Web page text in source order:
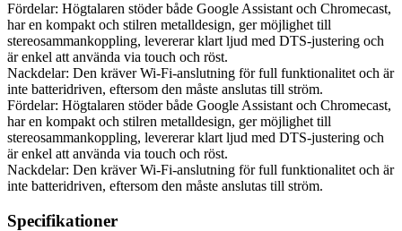
Fördelar: Högtalaren stöder både Google Assistant och Chromecast,
har en kompakt och stilren metalldesign, ger möjlighet till
stereosammankoppling, levererar klart ljud med DTS-justering och
är enkel att använda via touch och röst.
Nackdelar: Den kräver Wi-Fi-anslutning för full funktionalitet och är
inte batteridriven, eftersom den måste anslutas till ström.
Fördelar: Högtalaren stöder både Google Assistant och Chromecast,
har en kompakt och stilren metalldesign, ger möjlighet till
stereosammankoppling, levererar klart ljud med DTS-justering och
är enkel att använda via touch och röst.
Nackdelar: Den kräver Wi-Fi-anslutning för full funktionalitet och är
inte batteridriven, eftersom den måste anslutas till ström.
Specifikationer